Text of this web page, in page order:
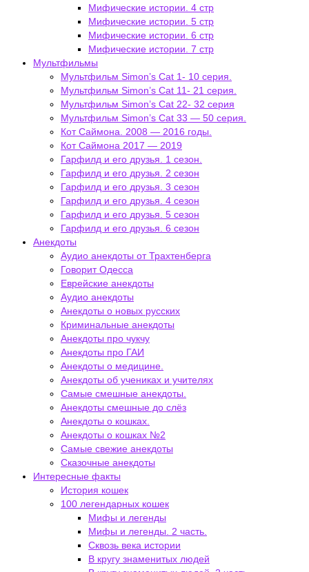
Мифические истории. 4 стр
Мифические истории. 5 стр
Мифические истории. 6 стр
Мифические истории. 7 стр
Мультфильмы
Мультфильм Simon’s Cat 1- 10 серия.
Мультфильм Simon’s Cat 11- 21 серия.
Мультфильм Simon’s Cat 22- 32 серия
Мультфильм Simon’s Cat 33 — 50 серия.
Кот Саймона. 2008 — 2016 годы.
Кот Саймона 2017 — 2019
Гарфилд и его друзья. 1 сезон.
Гарфилд и его друзья. 2 сезон
Гарфилд и его друзья. 3 сезон
Гарфилд и его друзья. 4 сезон
Гарфилд и его друзья. 5 сезон
Гарфилд и его друзья. 6 сезон
Анекдоты
Аудио анекдоты от Трахтенберга
Говорит Одесса
Еврейские анекдоты
Аудио анекдоты
Анекдоты о новых русских
Криминальные анекдоты
Анекдоты про чукчу
Анекдоты про ГАИ
Анекдоты о медицине.
Анекдоты об учениках и учителях
Самые смешные анекдоты.
Анекдоты смешные до слёз
Анекдоты о кошках.
Анекдоты о кошках №2
Самые свежие анекдоты
Сказочные анекдоты
Интересные факты
История кошек
100 легендарных кошек
Мифы и легенды
Мифы и легенды. 2 часть.
Сквозь века истории
В кругу знаменитых людей